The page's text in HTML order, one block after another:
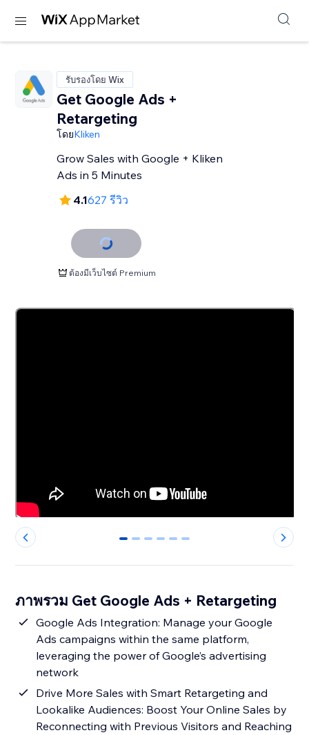
รับรองโดย Wix
Get Google Ads +
Retargeting
โดยKliken
Grow Sales with Google + Kliken
Ads in 5 Minutes
4.1627 รีวิว
ต้องมีเว็บไซต์ Premium
0 1 2 3 4 5
ภาพรวม Get Google Ads + Retargeting
Google Ads Integration: Manage your Google
Ads campaigns within the same platform,
leveraging the power of Google’s advertising
network
Drive More Sales with Smart Retargeting and
Lookalike Audiences: Boost Your Online Sales by
Reconnecting with Previous Visitors and Reaching